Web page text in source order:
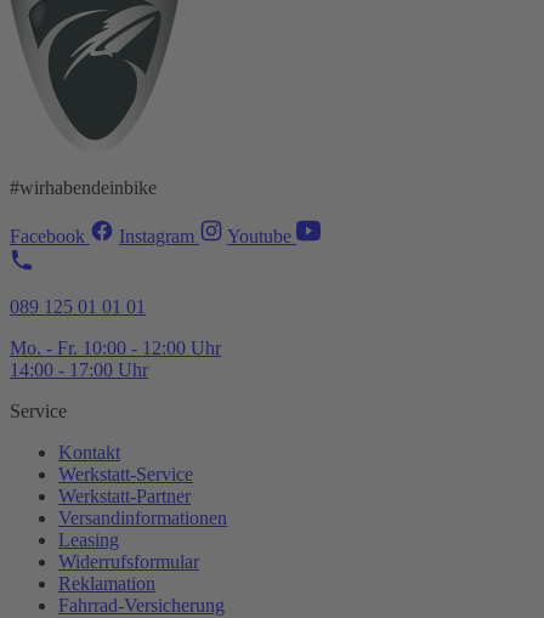
#wirhabendeinbike
Facebook Instagram Youtube
089 125 01 01 01
Mo. - Fr. 10:00 - 12:00 Uhr
14:00 - 17:00 Uhr
Service
Kontakt
Werkstatt-Service
Werkstatt-Partner
Versandinformationen
Leasing
Widerrufsformular
Reklamation
Fahrrad-Versicherung